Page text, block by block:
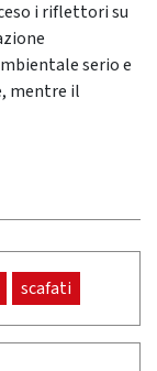
i riflettori su
serio e
mentre il
scafati